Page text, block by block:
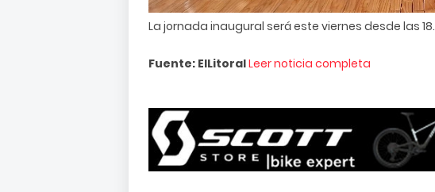
La jornada inaugural será este viernes desde las 18.
Fuente: ElLitoralLeer noticia completa